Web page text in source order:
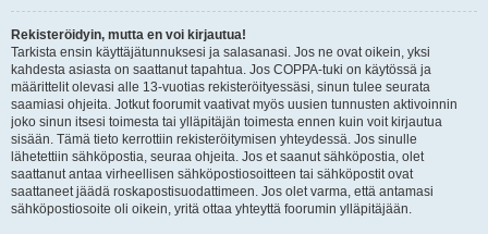
Rekisteröidyin, mutta en voi kirjautua!
Tarkista ensin käyttäjätunnuksesi ja salasanasi. Jos ne ovat oikein, yksi
kahdesta asiasta on saattanut tapahtua. Jos COPPA-tuki on käytössä ja
määrittelit olevasi alle 13-vuotias rekisteröityessäsi, sinun tulee seurata
saamiasi ohjeita. Jotkut foorumit vaativat myös uusien tunnusten aktivoinnin
joko sinun itsesi toimesta tai ylläpitäjän toimesta ennen kuin voit kirjautua
sisään. Tämä tieto kerrottiin rekisteröitymisen yhteydessä. Jos sinulle
lähetettiin sähköpostia, seuraa ohjeita. Jos et saanut sähköpostia, olet
saattanut antaa virheellisen sähköpostiosoitteen tai sähköpostit ovat
saattaneet jäädä roskapostisuodattimeen. Jos olet varma, että antamasi
sähköpostiosoite oli oikein, yritä ottaa yhteyttä foorumin ylläpitäjään.